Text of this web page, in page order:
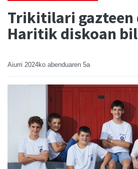
Trikitilari gazteen
Haritik diskoan
Aiurri 2024ko abenduaren 5a